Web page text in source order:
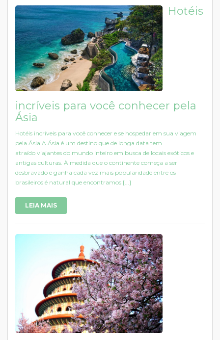
Hotéis
incríveis para você conhecer pela
Ásia
Hotéis incríveis para você conhecer e se hospedar em sua viagem
pela Ásia A Ásia é um destino que de longa data tem
atraído viajantes do mundo inteiro em busca de locais exóticos e
antigas culturas. À medida que o continente começa a ser
desbravado e ganha cada vez mais popularidade entre os
brasileiros é natural que encontramos [...]
LEIA MAIS